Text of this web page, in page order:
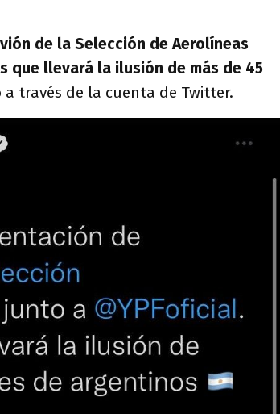
de la Selección de Aerolíneas
que llevará la ilusión de más de 45
a través de la cuenta de Twitter.